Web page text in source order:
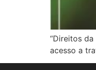
“Direitos
acesso a